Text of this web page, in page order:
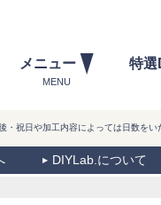
メニュー
MENU
特選
・祝日や加工内容によっては日数をい
DIYLab.について